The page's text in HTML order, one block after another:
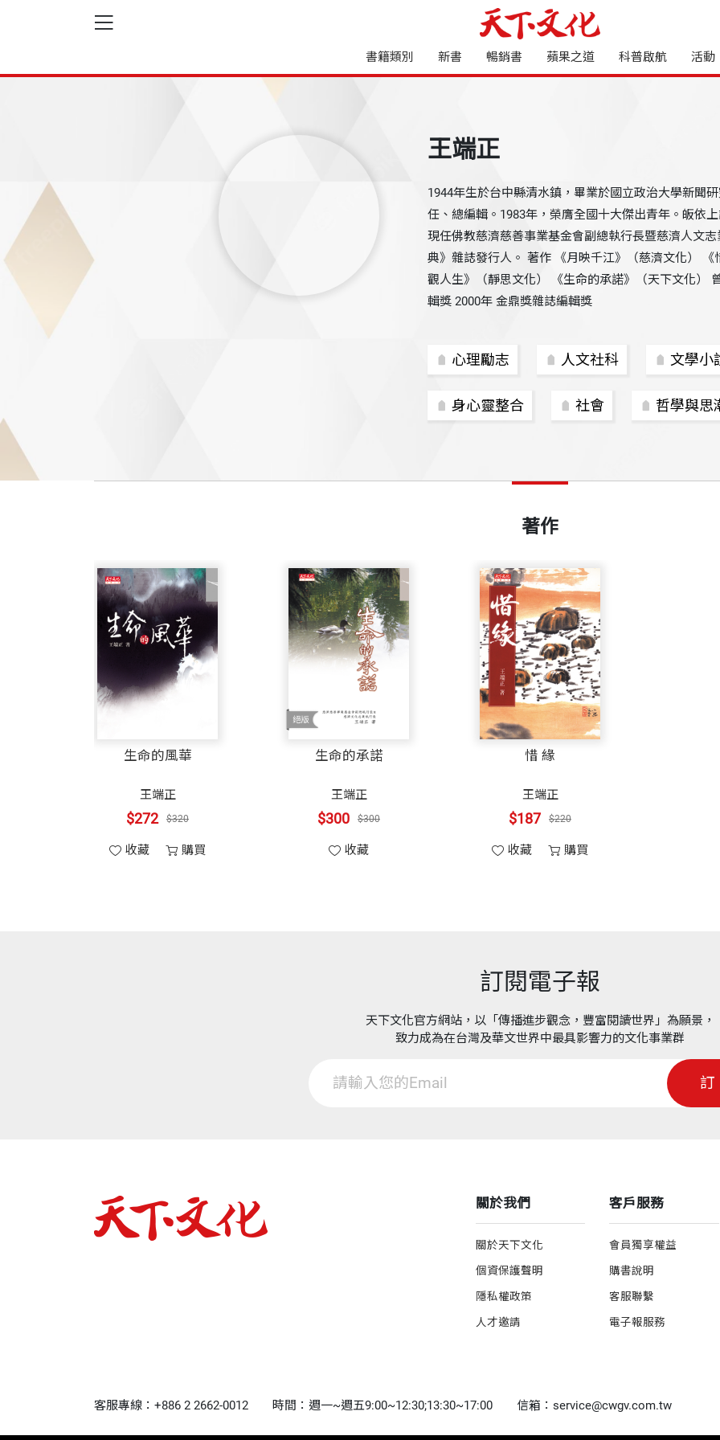
書籍類別 新書 暢銷書 蘋果之道 科普啟航 活動
王端正
1944年生於台中縣清水鎮，畢業於國立政治大學新聞
任、總編輯。1983年，榮膺全國十大傑出青年。皈依
現任佛教慈濟慈善事業基金會副總執行長暨慈濟人文
典》雜誌發行人。 著作 《月映千江》（慈濟文化） 《
觀人生》（靜思文化） 《生命的承諾》（天下文化）
輯獎 2000年 金鼎獎雜誌編輯獎
心理勵志 人文社科 文學小
身心靈整合 社會 哲學與思
著作
生命的風華
王端正
$272 $320
收藏 購買
生命的承諾
王端正
$300 $300
收藏
惜 緣
王端正
$187 $220
收藏 購買
訂閱電子報
天下文化官方網站，以「傳播進步觀念，豐富閱讀世界」為願景，
致力成為在台灣及華文世界中最具影響力的文化事業群
關於我們
關於天下文化
個資保護聲明
隱私權政策
人才邀請
客戶服務
會員獨享權益
購書說明
客服聯繫
電子報服務
客服專線：+886 2 2662-0012 時間：週一~週五9:00~12:30;13:30~17:00 信箱：service@cwgv.com.tw